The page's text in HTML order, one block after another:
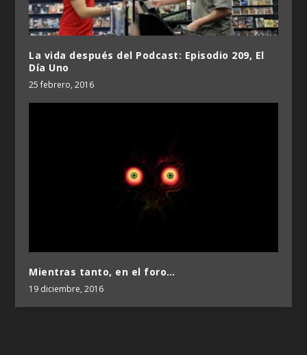
La vida después del Podcast: Episodio 209, El
Día Uno
25 febrero, 2016
Mientras tanto, en el foro…
19 diciembre, 2016